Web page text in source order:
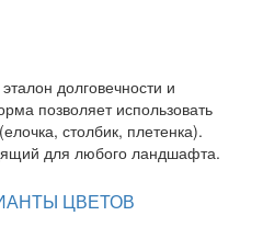
долговечности и
позволяет использовать
столбик, плетенка).
для любого ландшафта.
ЦВЕТОВ